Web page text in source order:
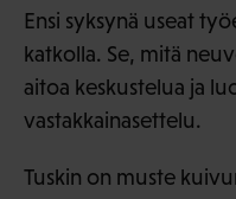
Ensi syksynä useat
katkolla. Se, mitä
aitoa keskustelua ja
vastakkainasettelu.
Tuskin on muste